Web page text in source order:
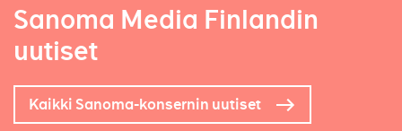
Sanoma Media Finlandin
uutiset
Kaikki Sanoma-konsernin uutiset